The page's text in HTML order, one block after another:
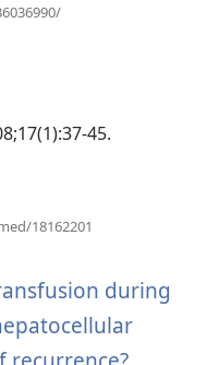
جديدة)
45.
18162201
during